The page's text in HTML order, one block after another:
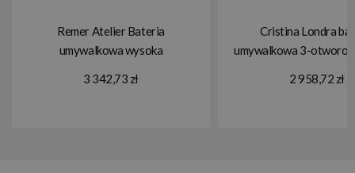
Remer Atelier Bateria
umywalkowa wysoka
Brushed Black Chrome
3 342,73 zł
Cristina Londra
umywalkowa 3-
2 958,72 zł